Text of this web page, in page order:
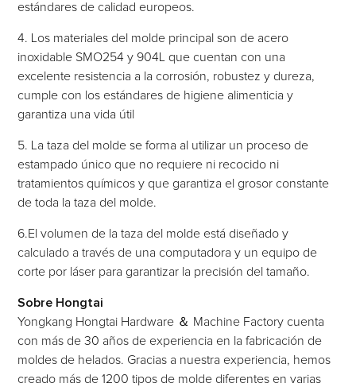
estándares de calidad europeos.
4. Los materiales del molde principal son de acero
inoxidable SMO254 y 904L que cuentan con una
excelente resistencia a la corrosión, robustez y dureza,
cumple con los estándares de higiene alimenticia y
garantiza una vida útil
5. La taza del molde se forma al utilizar un proceso de
estampado único que no requiere ni recocido ni
tratamientos químicos y que garantiza el grosor constante
de toda la taza del molde.
6.El volumen de la taza del molde está diseñado y
calculado a través de una computadora y un equipo de
corte por láser para garantizar la precisión del tamaño.
Sobre Hongtai
Yongkang Hongtai Hardware ＆ Machine Factory cuenta
con más de 30 años de experiencia en la fabricación de
moldes de helados. Gracias a nuestra experiencia, hemos
creado más de 1200 tipos de molde diferentes en varias